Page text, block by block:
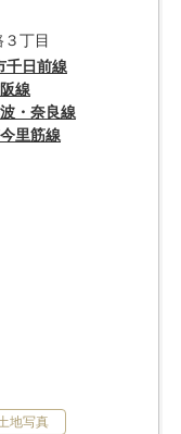
丁目
千日前線
線
・奈良線
里筋線
地写真